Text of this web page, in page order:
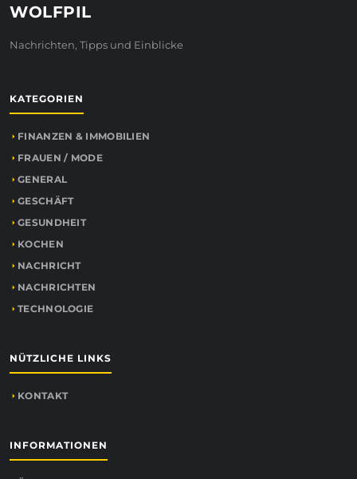
WOLFPIL
Nachrichten, Tipps und Einblicke
KATEGORIEN
FINANZEN & IMMOBILIEN
FRAUEN / MODE
GENERAL
GESCHÄFT
GESUNDHEIT
KOCHEN
NACHRICHT
NACHRICHTEN
TECHNOLOGIE
NÜTZLICHE LINKS
KONTAKT
INFORMATIONEN